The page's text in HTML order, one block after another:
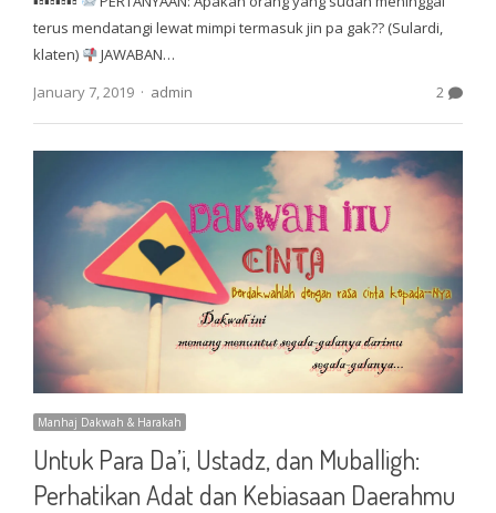
terus mendatangi lewat mimpi termasuk jin pa gak?? (Sulardi,
klaten)
JAWABAN…
January 7, 2019
Author
admin 2
Manhaj Dakwah & Harakah
Untuk Para Da’i, Ustadz, dan Muballigh:
Perhatikan Adat dan Kebiasaan Daerahmu